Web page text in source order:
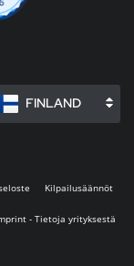
FINLAND
Kilpailusäännöt
- Tietoja yrityksestä